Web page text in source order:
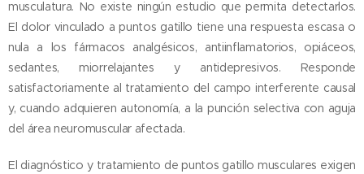
musculatura. No existe ningún estudio que permita detectarlos.
El dolor vinculado a puntos gatillo tiene una respuesta escasa o
nula a los fármacos analgésicos, antiinflamatorios, opiáceos,
sedantes, miorrelajantes y antidepresivos. Responde
satisfactoriamente al tratamiento del campo interferente causal
y, cuando adquieren autonomía, a la punción selectiva con aguja
del área neuromuscular afectada.
El diagnóstico y tratamiento de puntos gatillo musculares exigen